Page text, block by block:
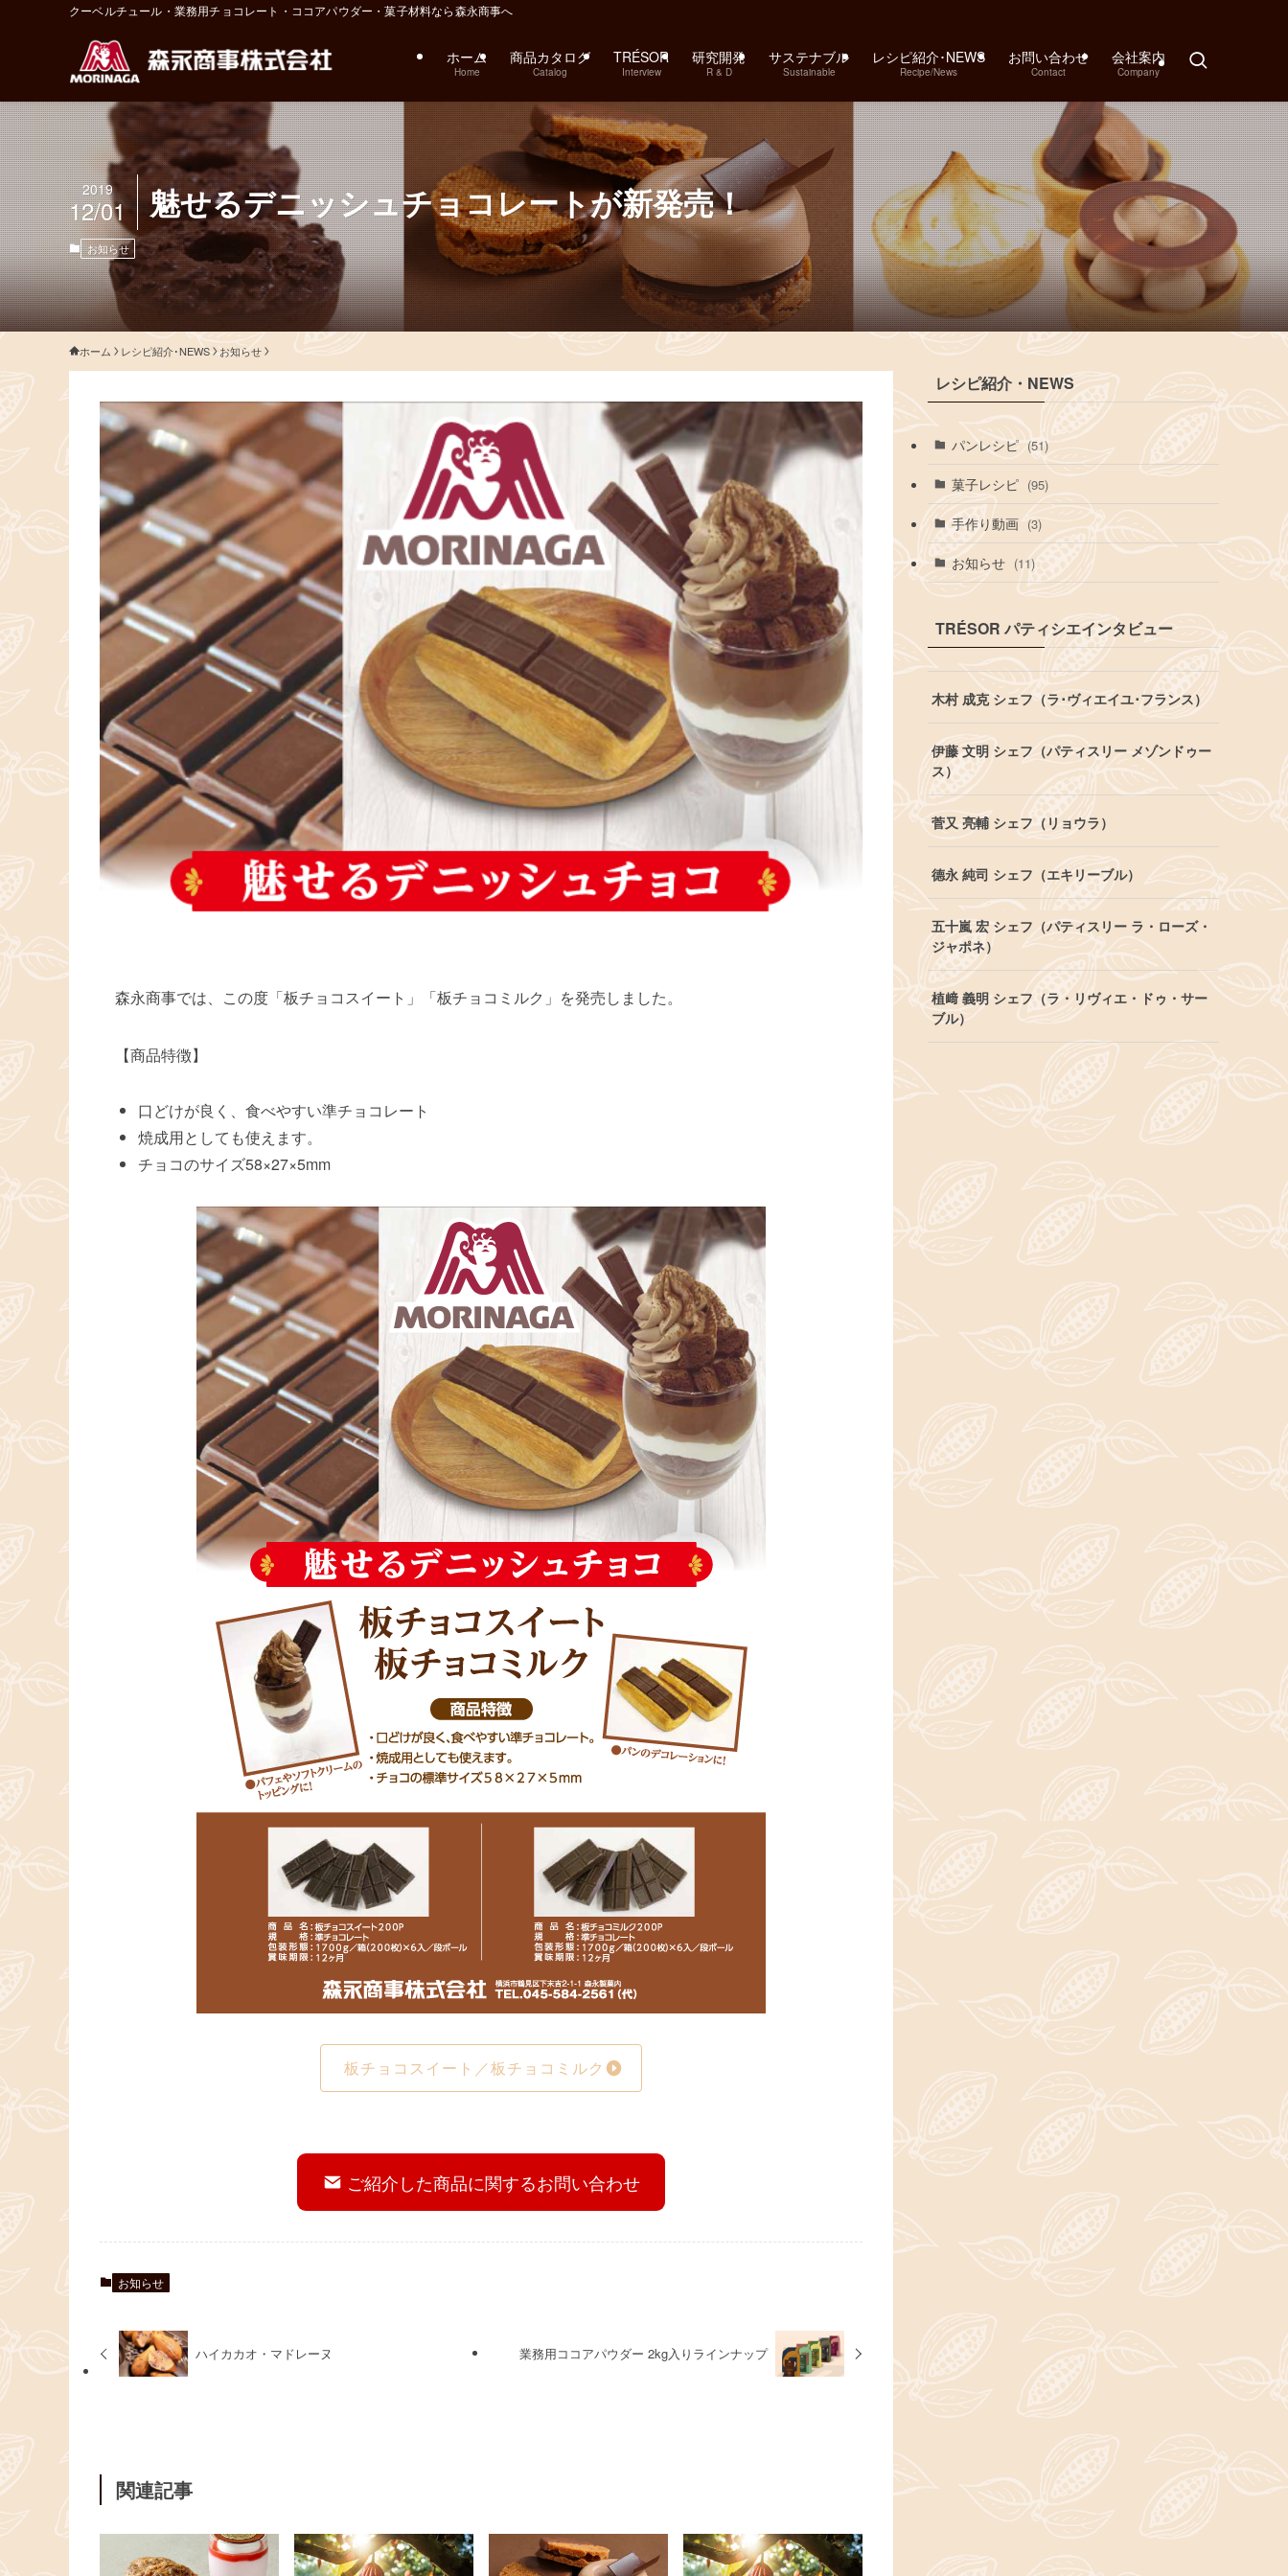
クーベルチュール・業務用チョコレート・ココアパウダー・菓子材料なら森永商事へ
ホーム
Home
商品カタログ
Catalog
TRÉSOR
Interview
研究開発
R & D
サステナブル
Sustainable
レシピ紹介･NEWS
Recipe/News
お問い合わせ
Contact
会社案内
Company
魅せるデニッシュチョコレートが新発売！
2019
12/01
お知らせ
ホーム レシピ紹介･NEWS お知らせ
森永商事では、この度「板チョコスイート」「板チョコミルク」を発売しました。
【商品特徴】
口どけが良く、食べやすい準チョコレート
焼成用としても使えます。
チョコのサイズ58×27×5mm
板チョコスイート／板チョコミルク
ご紹介した商品に関するお問い合わせ
お知らせ
ハイカカオ・マドレーヌ 業務用ココアパウダー 2kg入りラインナップ
関連記事
レシピ紹介・NEWS
パンレシピ (51)
菓子レシピ (95)
手作り動画 (3)
お知らせ (11)
TRÉSOR パティシエインタビュー
木村 成克 シェフ（ラ･ヴィエイユ･フランス）
伊藤 文明 シェフ（パティスリー メゾンドゥー
ス）
菅又 亮輔 シェフ（リョウラ）
德永 純司 シェフ（エキリーブル）
五十嵐 宏 シェフ（パティスリー ラ・ローズ・
ジャポネ）
植﨑 義明 シェフ（ラ・リヴィエ・ドゥ・サー
ブル）